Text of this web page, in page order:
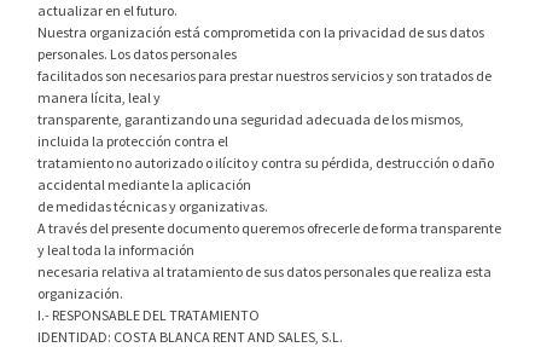
actualizar en el futuro.
Nuestra organización está comprometida con la privacidad de sus datos
personales. Los datos personales
facilitados son necesarios para prestar nuestros servicios y son tratados de
manera lícita, leal y
transparente, garantizando una seguridad adecuada de los mismos,
incluida la protección contra el
tratamiento no autorizado o ilícito y contra su pérdida, destrucción o daño
accidental mediante la aplicación
de medidas técnicas y organizativas.
A través del presente documento queremos ofrecerle de forma transparente
y leal toda la información
necesaria relativa al tratamiento de sus datos personales que realiza esta
organización.
I.- RESPONSABLE DEL TRATAMIENTO
IDENTIDAD: COSTA BLANCA RENT AND SALES, S.L.